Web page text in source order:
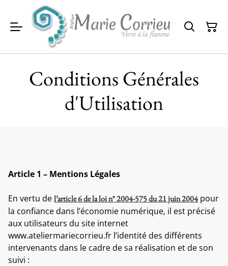
Conditions Générales
d'Utilisation
Article 1 – Mentions Légales
En vertu del’article 6 de la loi n° 2004-575 du 21 juin 2004pour
la confiance dans l’économie numérique, il est précisé
aux utilisateurs du site internet
www.ateliermariecorrieu.fr l’identité des différents
intervenants dans le cadre de sa réalisation et de son
suivi :